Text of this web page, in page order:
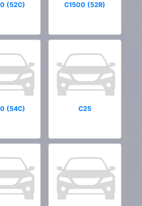
(52C) C1500 (52R)
(54C) C25